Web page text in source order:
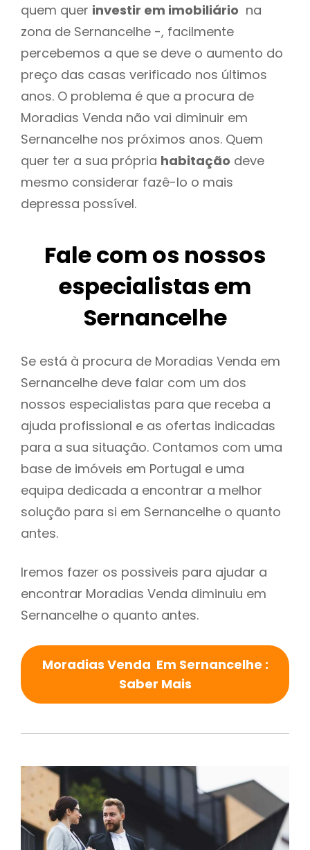
quem quer investir em imobiliário na
zona de Sernancelhe -, facilmente
percebemos a que se deve o aumento do
preço das casas verificado nos últimos
anos. O problema é que a procura de
Moradias Venda não vai diminuir em
Sernancelhe nos próximos anos. Quem
quer ter a sua própria habitação deve
mesmo considerar fazê-lo o mais
depressa possível.
Fale com os nossos
especialistas em
Sernancelhe
Se está à procura de Moradias Venda em
Sernancelhe deve falar com um dos
nossos especialistas para que receba a
ajuda profissional e as ofertas indicadas
para a sua situação. Contamos com uma
base de imóveis em Portugal e uma
equipa dedicada a encontrar a melhor
solução para si em Sernancelhe o quanto
antes.
Iremos fazer os possiveis para ajudar a
encontrar Moradias Venda diminuiu em
Sernancelhe o quanto antes.
Moradias Venda Em Sernancelhe :
Saber Mais